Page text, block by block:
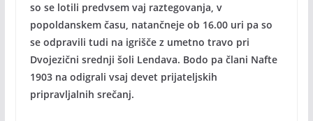
so se lotili predvsem vaj raztegovanja, v
popoldanskem času, natančneje ob 16.00 uri pa so
se odpravili tudi na igrišče z umetno travo pri
Dvojezični srednji šoli Lendava. Bodo pa člani Nafte
1903 na odigrali vsaj devet prijateljskih
pripravljalnih srečanj.